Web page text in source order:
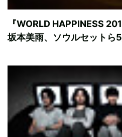
『WORLD HAPPINESS
坂本美雨、ソウルセットら